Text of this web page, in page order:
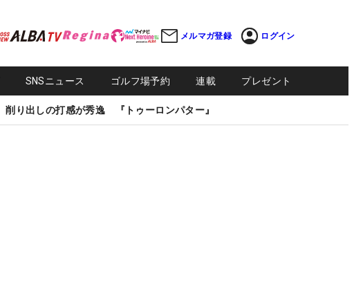
メルマガ登録 ログイン
SNSニュース ゴルフ場予約 連載 プレゼント
削り出しの打感が秀逸 『トゥーロンパター』